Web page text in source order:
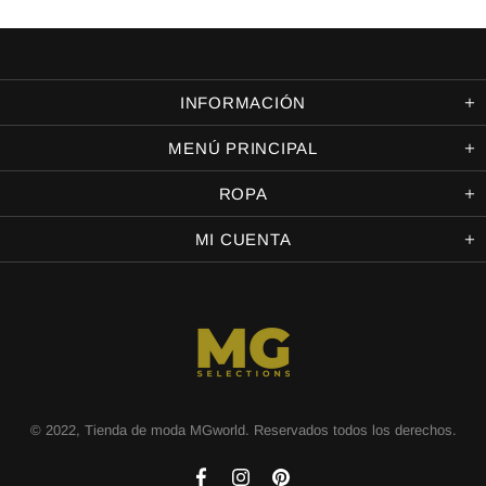
INFORMACIÓN
MENÚ PRINCIPAL
ROPA
MI CUENTA
© 2022, Tienda de moda MGworld. Reservados todos los derechos.